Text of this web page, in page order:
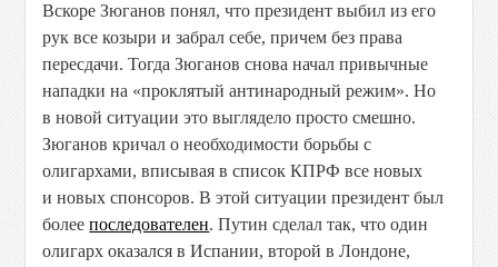
Вскоре Зюганов понял, что президент выбил из его
рук все козыри и забрал себе, причем без права
пересдачи. Тогда Зюганов снова начал привычные
нападки на «проклятый антинародный режим». Но
в новой ситуации это выглядело просто смешно.
Зюганов кричал о необходимости борьбы с
олигархами, вписывая в список КПРФ все новых
и новых спонсоров. В этой ситуации президент был
болеепоследователен. Путин сделал так, что один
олигарх оказался в Испании, второй в Лондоне,